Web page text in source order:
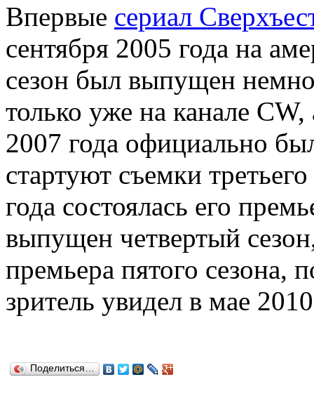
Впервые сериал
сентября 2005 года на
сезон был выпущен
только уже на канале
2007 года официально
стартуют съемки
года состоялась его
выпущен четвертый
премьера пятого сезона,
зритель увидел в мае
Поделиться…